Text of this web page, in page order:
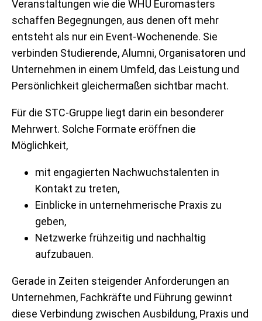
Veranstaltungen wie die WHU Euromasters
schaffen Begegnungen, aus denen oft mehr
entsteht als nur ein Event-Wochenende. Sie
verbinden Studierende, Alumni, Organisatoren und
Unternehmen in einem Umfeld, das Leistung und
Persönlichkeit gleichermaßen sichtbar macht.
Für die STC-Gruppe liegt darin ein besonderer
Mehrwert. Solche Formate eröffnen die
Möglichkeit,
mit engagierten Nachwuchstalenten in
Kontakt zu treten,
Einblicke in unternehmerische Praxis zu
geben,
Netzwerke frühzeitig und nachhaltig
aufzubauen.
Gerade in Zeiten steigender Anforderungen an
Unternehmen, Fachkräfte und Führung gewinnt
diese Verbindung zwischen Ausbildung, Praxis und